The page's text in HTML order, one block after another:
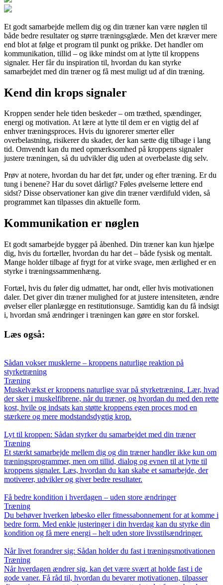
Et godt samarbejde mellem dig og din træner kan være nøglen til
både bedre resultater og større træningsglæde. Men det kræver mere
end blot at følge et program til punkt og prikke. Det handler om
kommunikation, tillid – og ikke mindst om at lytte til kroppens
signaler. Her får du inspiration til, hvordan du kan styrke
samarbejdet med din træner og få mest muligt ud af din træning.
Kend din krops signaler
Kroppen sender hele tiden beskeder – om træthed, spændinger,
energi og motivation. At lære at lytte til dem er en vigtig del af
enhver træningsproces. Hvis du ignorerer smerter eller
overbelastning, risikerer du skader, der kan sætte dig tilbage i lang
tid. Omvendt kan du med opmærksomhed på kroppens signaler
justere træningen, så du udvikler dig uden at overbelaste dig selv.
Prøv at notere, hvordan du har det før, under og efter træning. Er du
tung i benene? Har du sovet dårligt? Føles øvelserne lettere end
sidst? Disse observationer kan give din træner værdifuld viden, så
programmet kan tilpasses din aktuelle form.
Kommunikation er nøglen
Et godt samarbejde bygger på åbenhed. Din træner kan kun hjælpe
dig, hvis du fortæller, hvordan du har det – både fysisk og mentalt.
Mange holder tilbage af frygt for at virke svage, men ærlighed er en
styrke i træningssammenhæng.
Fortæl, hvis du føler dig udmattet, har ondt, eller hvis motivationen
daler. Det giver din træner mulighed for at justere intensiteten, ændre
øvelser eller planlægge en restitutionsuge. Samtidig kan du få indsigt
i, hvordan små ændringer i træningen kan gøre en stor forskel.
Læs også:
Sådan vokser musklerne – kroppens naturlige reaktion på
styrketræning
Træning
Muskelvækst er kroppens naturlige svar på styrketræning. Lær, hvad
der sker i muskelfibrene, når du træner, og hvordan du med den rette
kost, hvile og indsats kan støtte kroppens egen proces mod en
stærkere og mere modstandsdygtig krop.
Lyt til kroppen: Sådan styrker du samarbejdet med din træner
Træning
Et stærkt samarbejde mellem dig og din træner handler ikke kun om
træningsprogrammer, men om tillid, dialog og evnen til at lytte til
kroppens signaler. Læs, hvordan du kan skabe et samarbejde, der
motiverer, udvikler og giver bedre resultater.
Få bedre kondition i hverdagen – uden store ændringer
Træning
Du behøver hverken løbesko eller fitnessabonnement for at komme i
bedre form. Med enkle justeringer i din hverdag kan du styrke din
kondition og få mere energi – helt uden store livsstilsændringer.
Når livet forandrer sig: Sådan holder du fast i træningsmotivationen
Træning
Når hverdagen ændrer sig, kan det være svært at holde fast i de
gode vaner. Få råd til, hvordan du bevarer motivationen, tilpasser